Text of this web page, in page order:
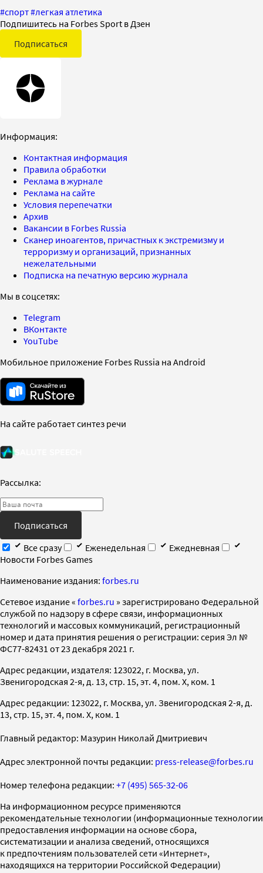
#спорт#легкая атлетика
Подпишитесь на Forbes Sport в Дзен
Подписаться
Информация:
Контактная информация
Правила обработки
Реклама в журнале
Реклама на сайте
Условия перепечатки
Архив
Вакансии в Forbes Russia
Сканер иноагентов, причастных к экстремизму и
терроризму и организаций, признанных
нежелательными
Подписка на печатную версию журнала
Мы в соцсетях:
Telegram
ВКонтакте
YouTube
Мобильное приложение Forbes Russia на Android
На сайте работает синтез речи
Рассылка:
Подписаться
Все сразу
Еженедельная
Ежедневная
Новости Forbes Games
Наименование издания: forbes.ru
Cетевое издание « forbes.ru » зарегистрировано Федеральной
службой по надзору в сфере связи, информационных
технологий и массовых коммуникаций, регистрационный
номер и дата принятия решения о регистрации: серия Эл №
ФС77-82431 от 23 декабря 2021 г.
Адрес редакции, издателя: 123022, г. Москва, ул.
Звенигородская 2-я, д. 13, стр. 15, эт. 4, пом. X, ком. 1
Адрес редакции: 123022, г. Москва, ул. Звенигородская 2-я, д.
13, стр. 15, эт. 4, пом. X, ком. 1
Главный редактор: Мазурин Николай Дмитриевич
Адрес электронной почты редакции: press-release@forbes.ru
Номер телефона редакции: +7 (495) 565-32-06
На информационном ресурсе применяются
рекомендательные технологии (информационные технологии
предоставления информации на основе сбора,
систематизации и анализа сведений, относящихся
к предпочтениям пользователей сети «Интернет»,
находящихся на территории Российской Федерации)